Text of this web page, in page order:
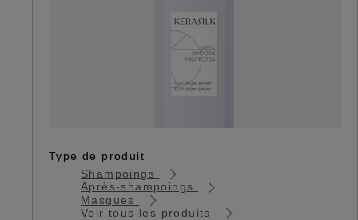
Type de produit
Shampoings
Après-shampoings
Masques
Voir tous les produits